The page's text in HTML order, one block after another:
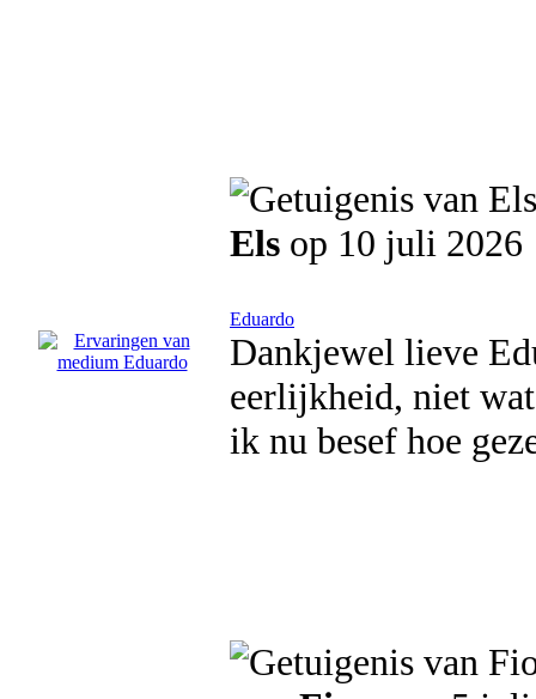
Els op 10 juli 2026
Eduardo
Dankjewel lieve
eerlijkheid, niet
ik nu besef hoe